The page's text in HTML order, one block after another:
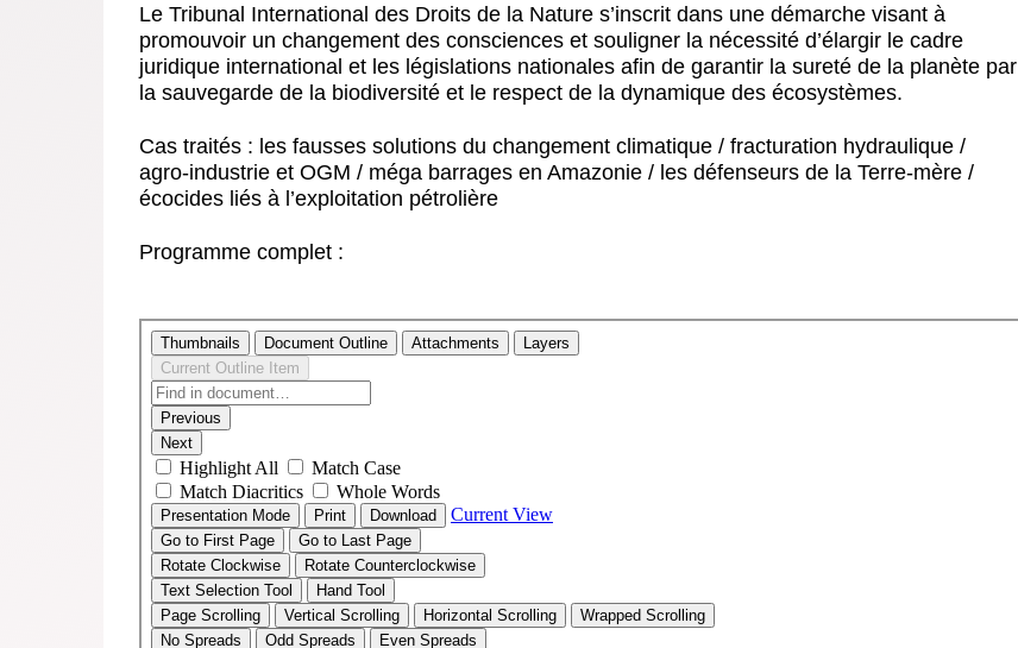
Le Tribunal International des Droits de la Nature s’inscrit dans une démarche visant à
promouvoir un changement des consciences et souligner la nécessité d’élargir le cadre
juridique international et les législations nationales afin de garantir la sureté de la planète par
la sauvegarde de la biodiversité et le respect de la dynamique des écosystèmes.
Cas traités : les fausses solutions du changement climatique / fracturation hydraulique /
agro-industrie et OGM / méga barrages en Amazonie / les défenseurs de la Terre-mère /
écocides liés à l’exploitation pétrolière
Programme complet :